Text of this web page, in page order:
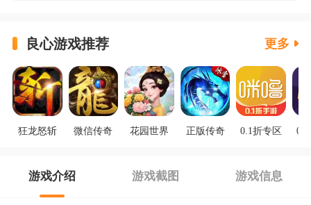
良心游戏推荐 更多
狂龙怒斩 微信传奇 花园世界 正版传奇 0.1折专区
游戏介绍 游戏截图 游戏信息